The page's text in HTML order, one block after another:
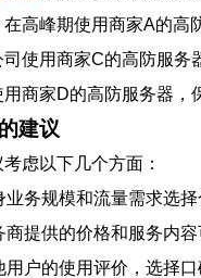
高峰期使用商家A的高
使用商家C的高防服务
商家D的高防服务器，
建议
虑以下几个方面：
务规模和流量需求选择
提供的价格和服务内
户的使用评价，选择口